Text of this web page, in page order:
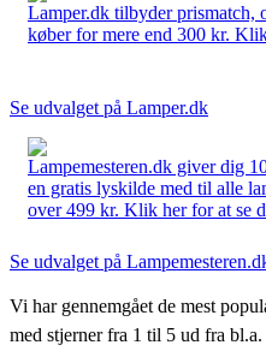
Lamper.dk tilbyder prismatch,
køber for mere end 300 kr.
Se udvalget på Lamper.dk
Lampemesteren.dk giver dig
en gratis lyskilde med til alle
over 499 kr. Klik her for at se
Se udvalget på
Vi har gennemgået de mest
med stjerner fra 1 til 5 ud fra bl.a.